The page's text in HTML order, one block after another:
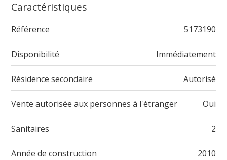
Caractéristiques
Référence 5173190
Disponibilité Immédiatement
Résidence secondaire Autorisé
Vente autorisée aux personnes à l'étranger Oui
Sanitaires 2
Année de construction 2010